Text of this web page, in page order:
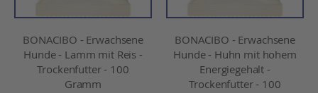
BONACIBO - Erwachsene
Hunde - Lamm mit Reis -
Trockenfutter - 100
Gramm
BONACIBO - Erwachsene
Hunde - Huhn mit hohem
Energiegehalt -
Trockenfutter - 100